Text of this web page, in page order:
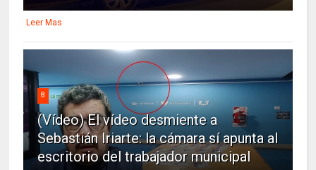
Leer Mas
8
(Vídeo) El vídeo desmiente a
Sebastián Iriarte: la cámara sí apunta al
escritorio del trabajador municipal